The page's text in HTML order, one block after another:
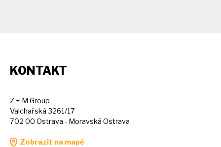
KONTAKT
Z + M Group
Valchařská 3261/17
702 00 Ostrava - Moravská Ostrava
Zobrazit na mapě